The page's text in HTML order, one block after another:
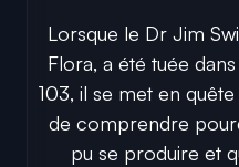
Lorsque le Dr Jim
Flora, a été tuée
103, il se met en
de comprendre
pu se produire et